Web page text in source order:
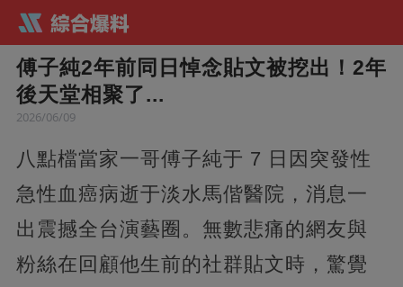
傅子純2年前同日悼念貼文被挖出！2年
後天堂相聚了...
2026/06/09
八點檔當家一哥傅子純于 7 日因突發性
急性血癌病逝于淡水馬偕醫院，消息一
出震撼全台演藝圈。無數悲痛的網友與
粉絲在回顧他生前的社群貼文時，驚覺